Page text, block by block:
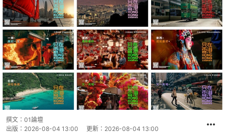
撰文： 01論壇
出版： 2026-08-04 13:00 更新： 2026-08-04 13:00